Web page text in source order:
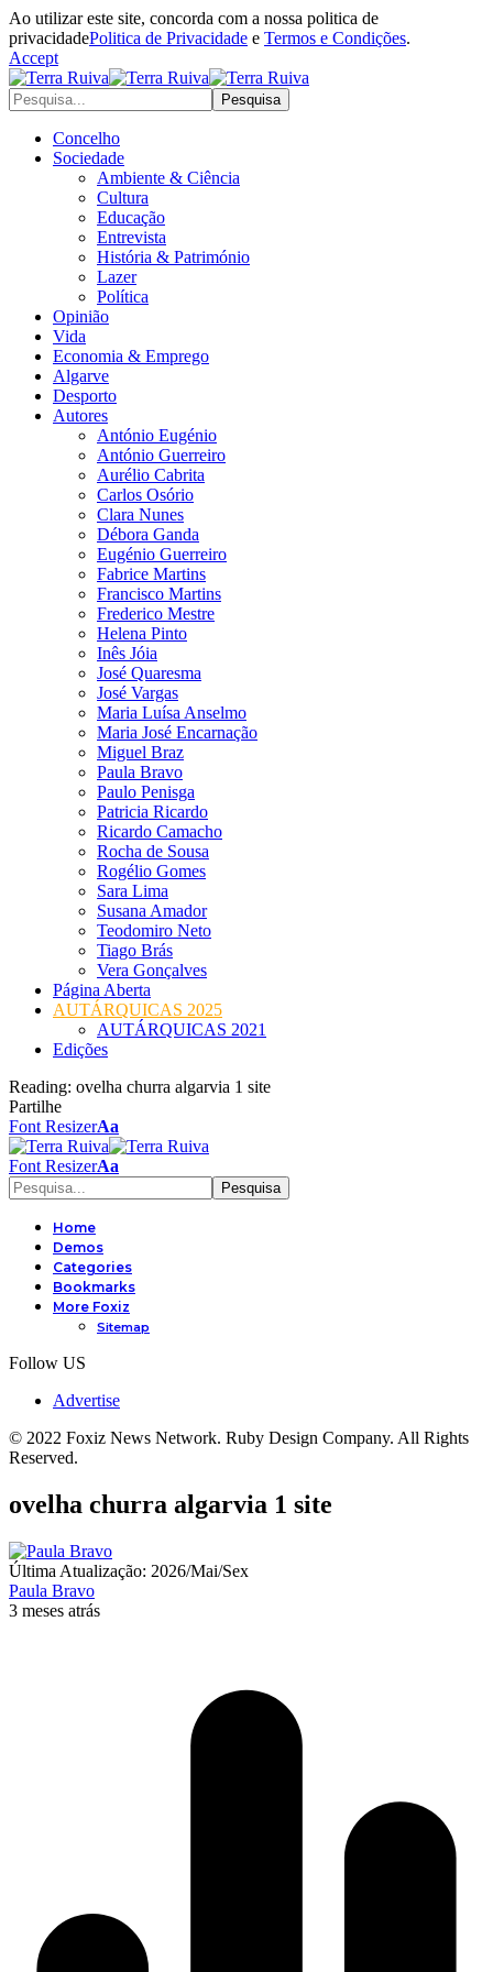
Ao utilizar este site, concorda com a nossa politica de
privacidadePolitica de Privacidade e Termos e Condições.
Accept
Concelho
Sociedade
Ambiente & Ciência
Cultura
Educação
Entrevista
História & Património
Lazer
Política
Opinião
Vida
Economia & Emprego
Algarve
Desporto
Autores
António Eugénio
António Guerreiro
Aurélio Cabrita
Carlos Osório
Clara Nunes
Débora Ganda
Eugénio Guerreiro
Fabrice Martins
Francisco Martins
Frederico Mestre
Helena Pinto
Inês Jóia
José Quaresma
José Vargas
Maria Luísa Anselmo
Maria José Encarnação
Miguel Braz
Paula Bravo
Paulo Penisga
Patricia Ricardo
Ricardo Camacho
Rocha de Sousa
Rogélio Gomes
Sara Lima
Susana Amador
Teodomiro Neto
Tiago Brás
Vera Gonçalves
Página Aberta
AUTÁRQUICAS 2025
AUTÁRQUICAS 2021
Edições
Reading: ovelha churra algarvia 1 site
Partilhe
Font ResizerAa
Font ResizerAa
Home
Demos
Categories
Bookmarks
More Foxiz
Sitemap
Follow US
Advertise
© 2022 Foxiz News Network. Ruby Design Company. All Rights
Reserved.
ovelha churra algarvia 1 site
Última Atualização: 2026/Mai/Sex
Paula Bravo
3 meses atrás